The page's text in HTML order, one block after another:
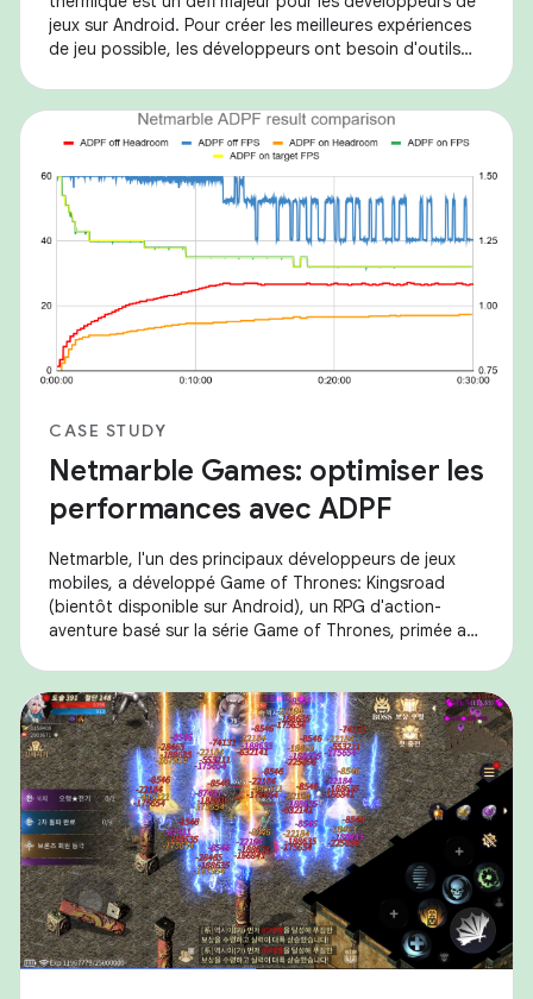
jeux sur Android. Pour créer les meilleures expériences
de jeu possible, les développeurs ont besoin d'outils
CASE STUDY
Netmarble Games: optimiser les
performances avec ADPF
Netmarble, l'un des principaux développeurs de jeux
mobiles, a développé Game of Thrones: Kingsroad
(bientôt disponible sur Android), un RPG d'action-
aventure basé sur la série Game of Thrones, primée aux